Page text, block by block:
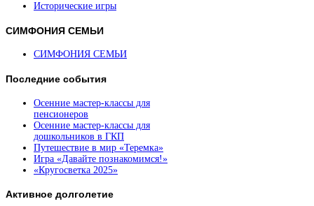
Исторические игры
СИМФОНИЯ СЕМЬИ
СИМФОНИЯ СЕМЬИ
Последние события
Осенние мастер-классы для
пенсионеров
Осенние мастер-классы для
дошкольников в ГКП
Путешествие в мир «Теремка»
Игра «Давайте познакомимся!»
«Кругосветка 2025»
Активное долголетие